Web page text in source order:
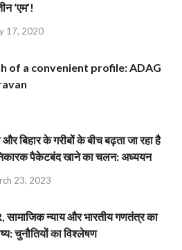
‘एम’!
17, 2020
of a convenient profile: ADAG
और बिहार के गरीबों के बीच बढ़ता जा रहा है
पैकेटबंद खाने का चलन: अध्ययन
23, 2023
सामाजिक न्याय और भारतीय गणतंत्र का
चुनौतियों का विश्लेषण